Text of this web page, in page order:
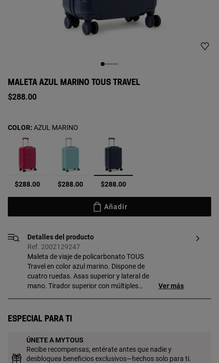
MALETA AZUL MARINO TOUS TRAVEL
$288.00
$288.00 $288.00 seleccionado
$288.00
COLOR: AZUL MARINO
Añadir
Detalles del producto
Ref. 2002129247
Maleta de viaje de policarbonato TOUS
Travel en color azul marino. Dispone de
cuatro ruedas. Asas superior y lateral de
mano. Tirador superior con múltiples
cremallera y separador con dos bolsillos
Medidas (alto x ancho x fondo): 59,5 x 41
x 23,5 cm.
Ver más
Especial para ti
ÚNETE A MYTOUS
Recibe recompensas, entérate antes que nadie y
desbloquea beneficios exclusivos—hechos solo para ti.